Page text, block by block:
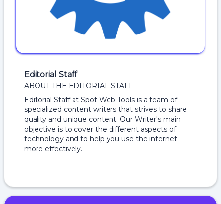
Editorial Staff
ABOUT THE EDITORIAL STAFF
Editorial Staff at Spot Web Tools is a team of
specialized content writers that strives to share
quality and unique content. Our Writer's main
objective is to cover the different aspects of
technology and to help you use the internet
more effectively.